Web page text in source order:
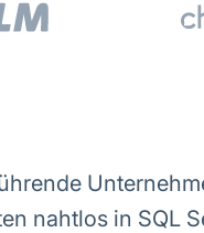
nahtlos in SQL